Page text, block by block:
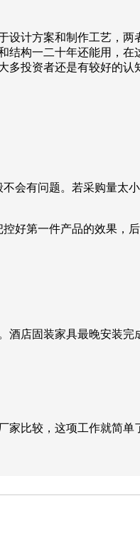
计方案和制作工艺，
构一二十年还能用，
投资者还是有较好的
会有问题。若采购量太
第一件产品的效果，后
店固装家具最晚安装
比较，这项工作就简单